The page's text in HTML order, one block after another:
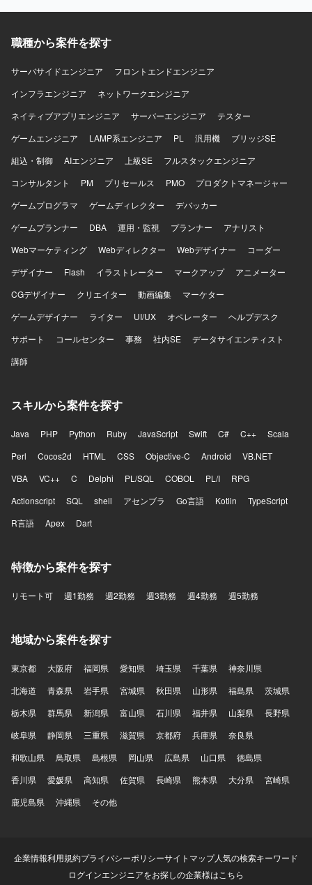
ができます。 【開発環境】 Azureを中心としたクラウド環
Microsoft Foundry、Fabric、Data Factory、Synapse、AIサ
なります。
職種から案件を探す
サーバサイドエンジニア
フロントエンドエンジニア
インフラエンジニア
ネットワークエンジニア
ネイティブアプリエンジニア
サーバーエンジニア
テスター
ゲームエンジニア
LAMP系エンジニア PL 汎用機
ブリッジSE
組込・制御
AIエンジニア 上級SE
フルスタックエンジニア
コンサルタント
PM プリセールス PMO
プロダクトマネージャー
ゲームプログラマ
ゲームディレクター
デバッカー
ゲームプランナー
DBA 運用・監視 プランナー
アナリスト
Webマーケティング
Webディレクター Webデザイナー
コーダー
デザイナー
Flash イラストレーター マークアップ
アニメーター
CGデザイナー
クリエイター 動画編集
マーケター
ゲームデザイナー
ライター UI/UX オペレーター
ヘルプデスク
サポート
コールセンター 事務 社内SE
データサイエンティスト
講師
スキルから案件を探す
Java PHP Python Ruby JavaScript Swift C# C++
Scala
Perl
Cocos2d HTML CSS Objective-C Android
VB.NET
VBA
VC++ C Delphi PL/SQL COBOL PL/I
RPG
Actionscript
SQL shell アセンブラ Go言語 Kotlin
TypeScript
R言語
Apex Dart
特徴から案件を探す
リモート可 週1勤務 週2勤務 週3勤務 週4勤務 週5勤務
地域から案件を探す
東京都 大阪府 福岡県 愛知県 埼玉県 千葉県
神奈川県
北海道
青森県 岩手県 宮城県 秋田県 山形県 福島県
茨城県
栃木県
群馬県 新潟県 富山県 石川県 福井県 山梨県
長野県
岐阜県
静岡県 三重県 滋賀県 京都府 兵庫県
奈良県
和歌山県
鳥取県 島根県 岡山県 広島県 山口県
徳島県
香川県
愛媛県 高知県 佐賀県 長崎県 熊本県 大分県
宮崎県
鹿児島県
沖縄県 その他
企業情報利用規約プライバシーポリシーサイトマップ人気の検索キーワード
ログインエンジニアをお探しの企業様はこちら